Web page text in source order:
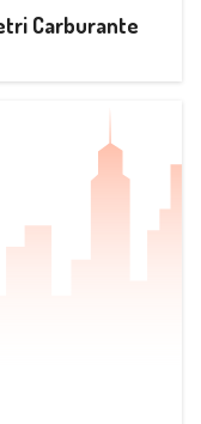
Carburante